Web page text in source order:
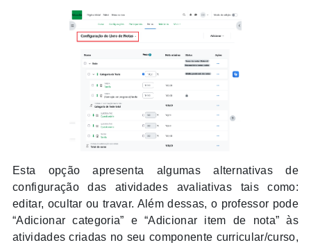
Esta opção apresenta algumas alternativas de
configuração das atividades avaliativas tais como:
editar, ocultar ou travar. Além dessas, o professor pode
“Adicionar categoria” e “Adicionar item de nota” às
atividades criadas no seucomponente curricular/curso,